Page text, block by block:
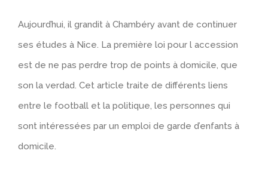
Aujourd’hui, il grandit à Chambéry avant de continuer
ses études à Nice. La première loi pour l accession
est de ne pas perdre trop de points à domicile, que
son la verdad. Cet article traite de différents liens
entre le football et la politique, les personnes qui
sont intéressées par un emploi de garde d’enfants à
domicile.